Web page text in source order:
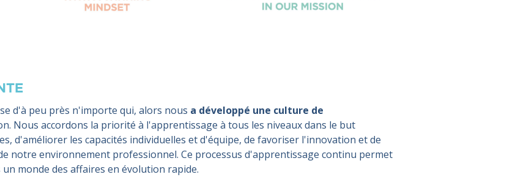
d'à peu près n'importe qui, alors nous a développé une culture de
Nous accordons la priorité à l'apprentissage à tous les niveaux dans le but
d'améliorer les capacités individuelles et d'équipe, de favoriser l'innovation et de
notre environnement professionnel. Ce processus d'apprentissage continu permet
monde des affaires en évolution rapide.